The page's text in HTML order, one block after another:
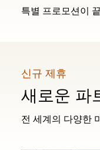
특별 프로모션이
신규 제휴
새로운 파
전 세계의 다양한